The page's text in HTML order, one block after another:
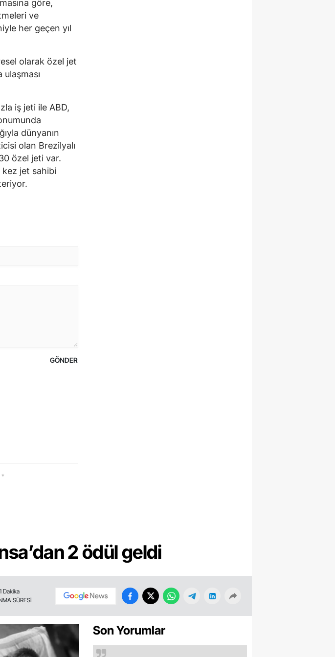
göre,
ve
her geçen yıl
olarak özel jet
iş jeti ile ABD,
dünyanın
olan Brezilyalı
özel jeti var.
kez jet sahibi
GÖNDER
*
2 ödül geldi
1 Dakika
SÜRESİ
Son Yorumlar